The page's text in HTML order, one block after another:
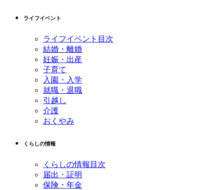
ライフイベント
ライフイベント目次
結婚・離婚
妊娠・出産
子育て
入園・入学
就職・退職
引越し
介護
おくやみ
くらしの情報
くらしの情報目次
届出・証明
保険・年金